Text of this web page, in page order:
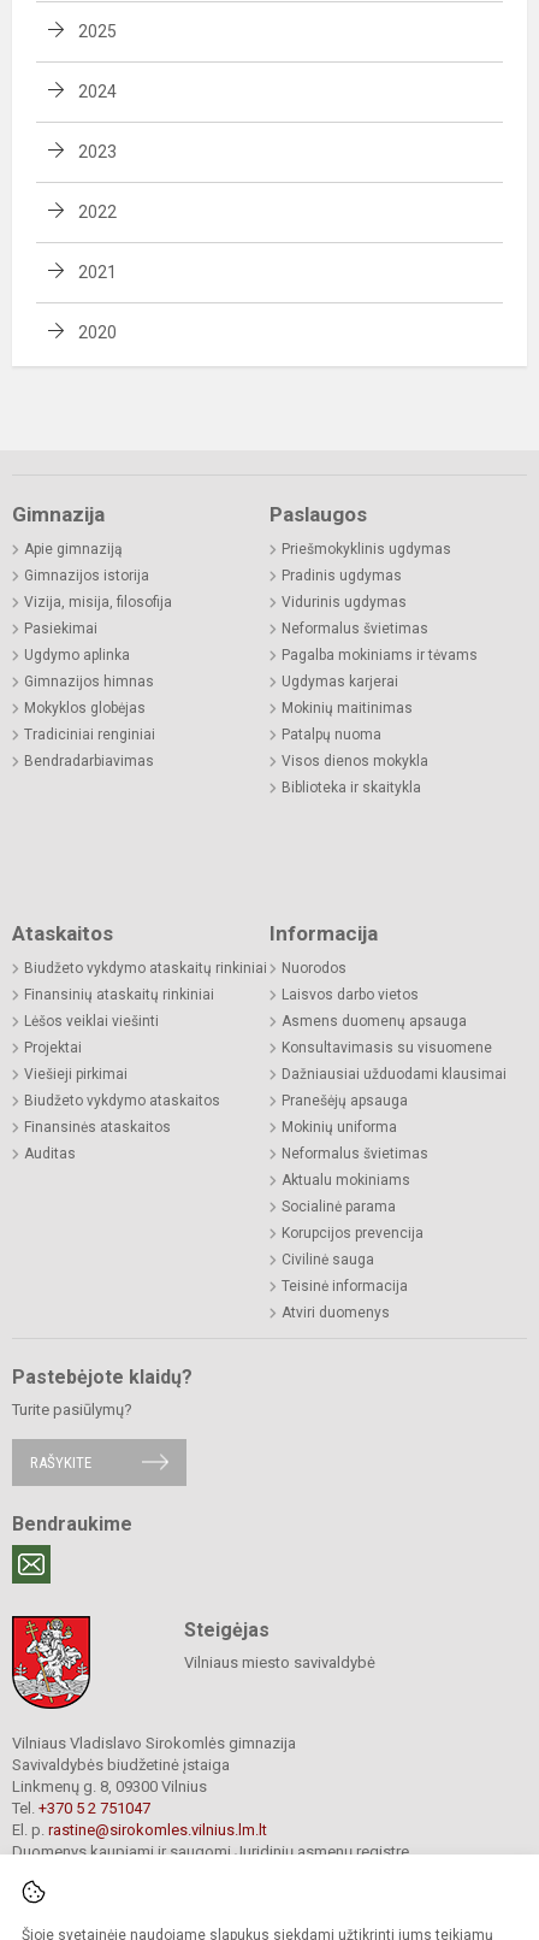
Šioje svetainėje naudojame slapukus siekdami užtikrinti jums teikiamų
2025
2024
2023
2022
2021
2020
Gimnazija
Apie gimnaziją
Gimnazijos istorija
Vizija, misija, filosofija
Pasiekimai
Ugdymo aplinka
Gimnazijos himnas
Mokyklos globėjas
Tradiciniai renginiai
Bendradarbiavimas
Paslaugos
Priešmokyklinis ugdymas
Pradinis ugdymas
Vidurinis ugdymas
Neformalus švietimas
Pagalba mokiniams ir tėvams
Ugdymas karjerai
Mokinių maitinimas
Patalpų nuoma
Visos dienos mokykla
Biblioteka ir skaitykla
Ataskaitos
Biudžeto vykdymo ataskaitų rinkiniai
Finansinių ataskaitų rinkiniai
Lėšos veiklai viešinti
Projektai
Viešieji pirkimai
Biudžeto vykdymo ataskaitos
Finansinės ataskaitos
Auditas
Informacija
Nuorodos
Laisvos darbo vietos
Asmens duomenų apsauga
Konsultavimasis su visuomene
Dažniausiai užduodami klausimai
Pranešėjų apsauga
Mokinių uniforma
Neformalus švietimas
Aktualu mokiniams
Socialinė parama
Korupcijos prevencija
Civilinė sauga
Teisinė informacija
Atviri duomenys
Pastebėjote klaidų?
Turite pasiūlymų?
RAŠYKITE
Bendraukime
Steigėjas
Vilniaus miesto savivaldybė
Vilniaus Vladislavo Sirokomlės gimnazija
Savivaldybės biudžetinė įstaiga
Linkmenų g. 8, 09300 Vilnius
Tel. +370 5 2 751047
El. p. rastine@sirokomles.vilnius.lm.lt
Duomenys kaupiami ir saugomi Juridinių asmenų registre